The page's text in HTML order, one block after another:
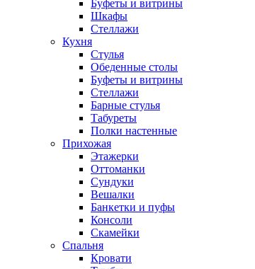
Буфеты и витрины
Шкафы
Стеллажи
Кухня
Стулья
Обеденные столы
Буфеты и витрины
Стеллажи
Барные стулья
Табуреты
Полки настенные
Прихожая
Этажерки
Оттоманки
Сундуки
Вешалки
Банкетки и пуфы
Консоли
Скамейки
Спальня
Кровати